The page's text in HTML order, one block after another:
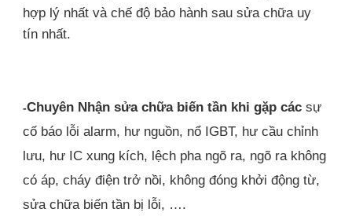
hợp lý nhất và chế độ bảo hành sau sửa chữa uy
tín nhất.
-Chuyên Nhận sửa chữa biến tần khi gặp các sự
cố báo lỗi alarm, hư nguồn, nổ IGBT, hư cầu chỉnh
lưu, hư IC xung kích, lệch pha ngõ ra, ngõ ra không
có áp, cháy điện trở nồi, không đóng khởi động từ,
sửa chữa biến tần bị lỗi, ….